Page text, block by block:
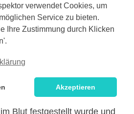
verwendet Cookies, um
Service zu bieten.
Ihre Zustimmung durch Klicken
Akzeptieren
im vollem Umfang
wird bei Männern
Androgen-Defizit
ein zu niedriger
Blut festgestellt wurde und